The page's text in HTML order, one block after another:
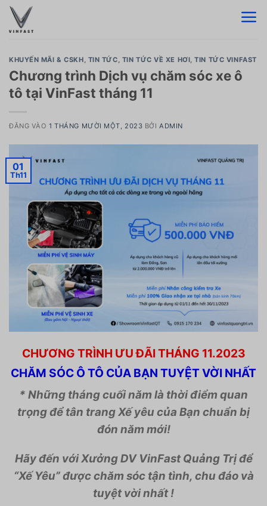
Bỏ
qua
nội
KHUYẾN MÃI & CSKH, TIN TỨC, TIN TỨC VỀ XE HƠI,TIN TỨC VINFAST
Chương trình Dịch vụ chăm sóc xe ô
tô tại VinFast tháng 11
ĐĂNG VÀO1 THÁNG MƯỜI MỘT, 2023 BỞIADMIN
01
Th11
CHƯƠNG TRÌNH ƯU ĐÃI THÁNG 11.2023
CHĂM SÓC Ô TÔ CỦA BẠN TUYỆT VỜI NHẤT
* Những tháng cuối năm là thời điểm quan
trọng để tân trang Xế yêu của Bạn chuẩn bị
đón năm mới!
Hãy đến với Xưởng DV VinFast Quảng Trị để
“Xế Yêu” được chăm sóc tận tình, chu đáo và
tuyệt vời nhất !